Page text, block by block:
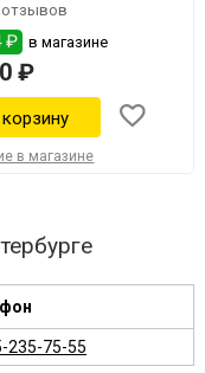
отзывов
₽ в магазине
₽
в магазине
235-75-55